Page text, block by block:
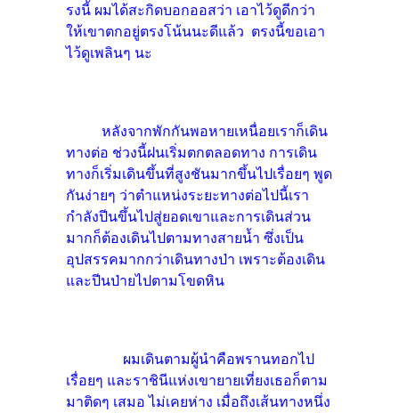
รงนี้ ผมได้สะกิดบอกออสว่า เอาไว้ดูดีกว่า
ให้เขาตกอยู่ตรงโน้นนะดีแล้ว ตรงนี้ขอเอา
ไว้ดูเพลินๆ นะ
หลังจากพักกันพอหายเหนื่อยเราก็เดิน
ทางต่อ ช่วงนี้ฝนเริ่มตกตลอดทาง การเดิน
ทางก็เริ่มเดินขึ้นที่สูงชันมากขึ้นไปเรื่อยๆ พูด
กันง่ายๆ ว่าตำแหน่งระยะทางต่อไปนี้เรา
กำลังปีนขึ้นไปสู่ยอดเขาและการเดินส่วน
มากก็ต้องเดินไปตามทางสายน้ำ ซึ่งเป็น
อุปสรรคมากกว่าเดินทางป่า เพราะต้องเดิน
และปีนป่ายไปตามโขดหิน
ผมเดินตามผู้นำคือพรานทอกไป
เรื่อยๆ และราชินีแห่งเขายายเที่ยงเธอก็ตาม
มาติดๆ เสมอ ไม่เคยห่าง เมื่อถึงเส้นทางหนึ่ง